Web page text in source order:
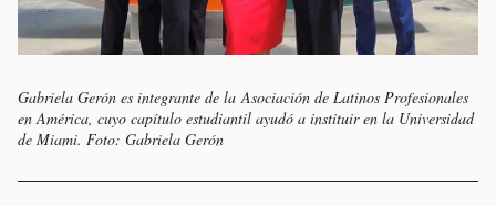
Gabriela Gerón es integrante de la Asociación de Latinos Profesionales
en América, cuyo capítulo estudiantil ayudó a instituir en la Universidad
de Miami. Foto: Gabriela Gerón